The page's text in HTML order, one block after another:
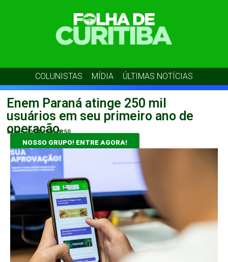
COLUNISTAS MÍDIA ÚLTIMAS NOTÍCIAS
Enem Paraná atinge 250 mil
usuários em seu primeiro ano de
operação
admin 20/04/2026 08:50
NOSSO GRUPO! ENTRE AGORA!